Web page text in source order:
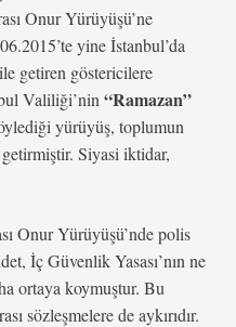
Onur Yürüyüşü’ne
yine İstanbul’da
getiren göstericilere
Valiliği’nin “Ramazan”
yürüyüş, toplumun
Siyasi iktidar,
Onur Yürüyüşü’nde polis
İç Güvenlik Yasası’nın ne
ortaya koymuştur. Bu
sözleşmelere de aykırıdır.